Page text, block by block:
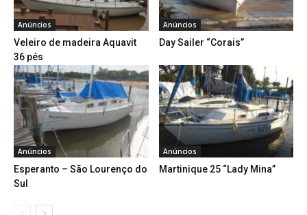
Anúncios
Veleiro de madeira Aquavit
36 pés
Anúncios
Day Sailer “Corais”
Anúncios
Esperanto – São Lourenço do
Sul
Anúncios
Martinique 25 “Lady Mina”